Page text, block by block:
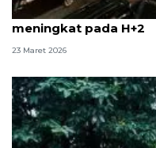
Pemudik arus balik di
meningkat pada H+2
23 Maret 2026